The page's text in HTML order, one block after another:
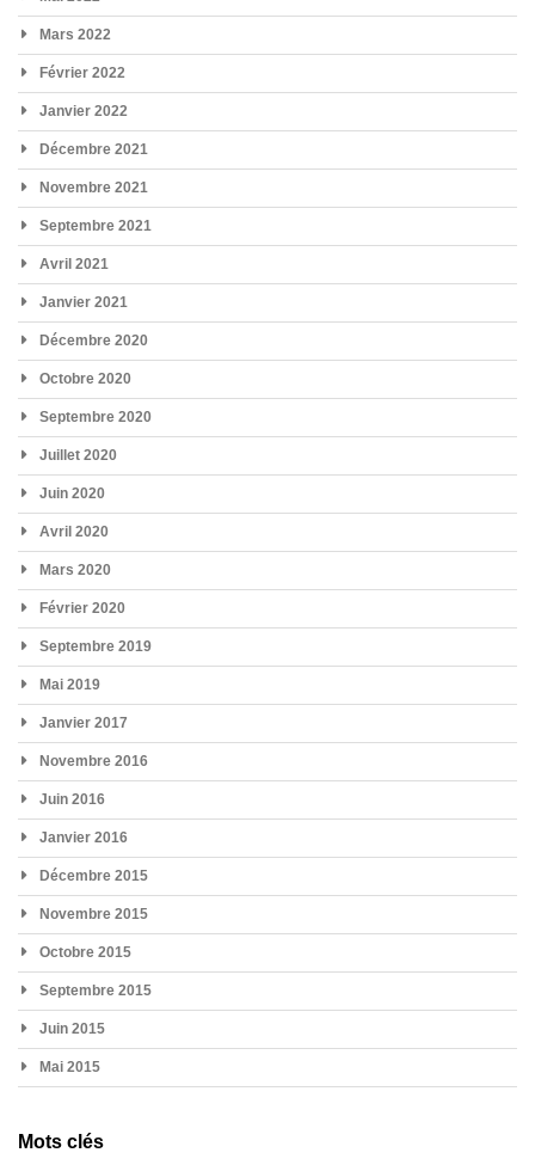
Mars 2022
Février 2022
Janvier 2022
Décembre 2021
Novembre 2021
Septembre 2021
Avril 2021
Janvier 2021
Décembre 2020
Octobre 2020
Septembre 2020
Juillet 2020
Juin 2020
Avril 2020
Mars 2020
Février 2020
Septembre 2019
Mai 2019
Janvier 2017
Novembre 2016
Juin 2016
Janvier 2016
Décembre 2015
Novembre 2015
Octobre 2015
Septembre 2015
Juin 2015
Mai 2015
Mots clés